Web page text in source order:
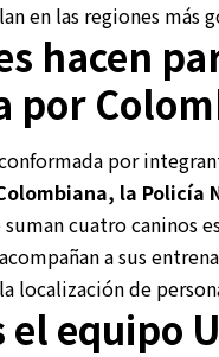
en las regiones más
hacen
por
por
la Policía
cuatro caninos
acompañan a sus
localización de
el equipo